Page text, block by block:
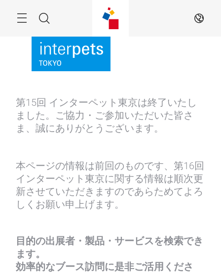
Search JA
第15回 インターペット東京は終了いたし
ました。ご協力・ご参加いただいた皆さ
ま、誠にありがとうございます。
本ページの情報は前回のものです、第16回
インターペット東京に関する情報は順次更
新させていただきますのであらためてよろ
しくお願い申上げます。
目的の出展者・製品・サービスを検索でき
ます。
効率的なブース訪問に是非ご活用くださ